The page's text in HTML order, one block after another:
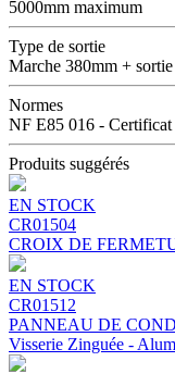
5000mm maximum
Type de sortie
Marche 380mm +
Normes
NF E85 016 - Certificat
Produits suggérés
EN STOCK
CR01504
CROIX DE
EN STOCK
CR01512
PANNEAU DE
Visserie Zinguée -